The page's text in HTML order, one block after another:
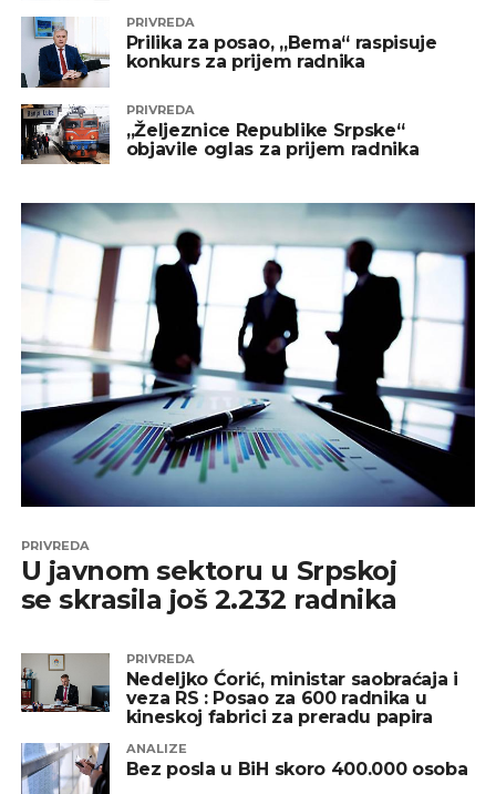
PRIVREDA
Prilika za posao, „Bema“ raspisuje
konkurs za prijem radnika
PRIVREDA
„Željeznice Republike Srpske“
objavile oglas za prijem radnika
PRIVREDA
U javnom sektoru u Srpskoj
se skrasila još 2.232 radnika
PRIVREDA
Nedeljko Ćorić, ministar saobraćaja i
veza RS : Posao za 600 radnika u
kineskoj fabrici za preradu papira
ANALIZE
Bez posla u BiH skoro 400.000 osoba